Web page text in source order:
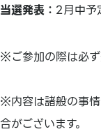
当選発表： 2月中予
※ご参加の際は必ず
※内容は諸般の事
合がございます。